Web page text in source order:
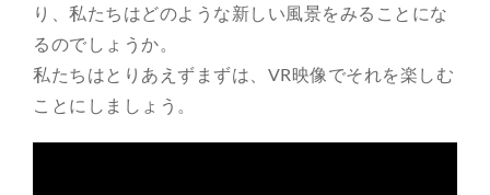
り、私たちはどのような新しい風景をみることにな
るのでしょうか。
私たちはとりあえずまずは、VR映像でそれを楽しむ
ことにしましょう。